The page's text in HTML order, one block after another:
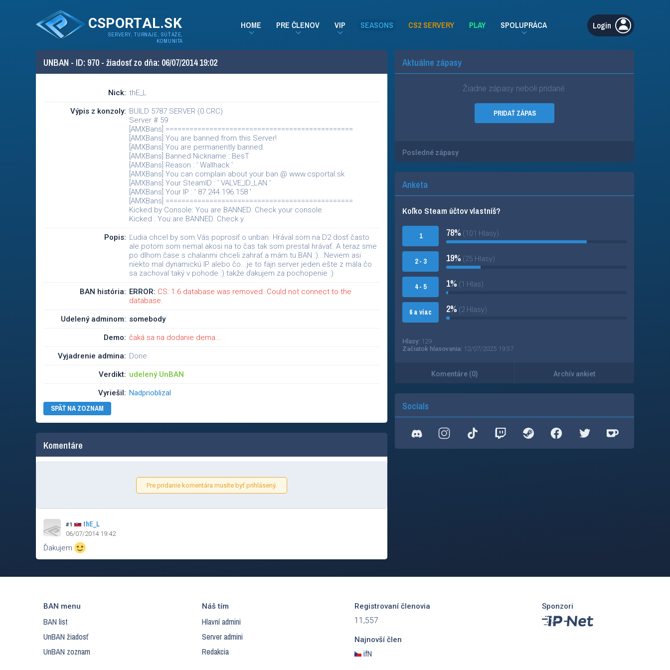
CSPORTAL.SK
SERVERY, TURNAJE, SÚŤAŽE,
KOMUNITA
HOME PRE ČLENOV VIP SEASONS CS2 SERVERY PLAY SPOLUPRÁCA Login
UNBAN - ID: 970 - žiadosť zo dňa: 06/07/2014 19:02
Nick: thE_L
Výpis z konzoly: BUILD 5787 SERVER (0 CRC)
Server # 59
[AMXBans] ===============================================
[AMXBans] You are banned from this Server!
[AMXBans] You are permanently banned.
[AMXBans] Banned Nickname : BesT
[AMXBans] Reason : ' Wallhack '
[AMXBans] You can complain about your ban @ www.csportal.sk
[AMXBans] Your SteamID : ' VALVE_ID_LAN '
[AMXBans] Your IP : ' 87.244.196.158 '
[AMXBans] ===============================================
Kicked by Console: You are BANNED. Check your console.
Kicked : You are BANNED. Check y
Popis: Ľudia chcel by som Vás poprosiť o unban. Hrával som na D2 dosť často
ale potom som nemal akosi na to čas tak som prestal hrávať. A teraz sme
po dlhom čase s chalanmi chceli zahrať a mám tu BAN :)...Neviem asi
niekto mal dynamickú IP alebo čo...je to fajn server jeden ešte z mála čo
sa zachoval taký v pohode :) takže ďakujem za pochopenie :)
BAN história: ERROR: CS: 1.6 database was removed. Could not connect to the
database.
Udelený adminom: somebody
Demo: čaká sa na dodanie dema...
Vyjadrenie admina: Done
Verdikt: udelený UnBAN
Vyriešil: Nadprioblizal
SPÄŤ NA ZOZNAM
Komentáre
Pre pridanie komentára musíte byť prihlásený.
#1 thE_L
06/07/2014 19:42
Ďakujem
Aktuálne zápasy
Žiadne zápasy neboli pridané.
PRIDAŤ ZÁPAS
Posledné zápasy
Anketa
Koľko Steam účtov vlastníš?
1
2 - 3
4 - 5
6 a viac
78% (101 Hlasy)
19% (25 Hlasy)
1% (1 Hlas)
2% (2 Hlasy)
Hlasy: 129
Začiatok hlasovania: 12/07/2025 19:37
Komentáre (0) Archív ankiet
Socials
BAN menu
BAN list
UnBAN žiadosť
UnBAN zoznam
Náš tím
Hlavní admini
Server admini
Redakcia
Registrovaní členovia
11,557
Najnovší člen
ifN
Sponzori